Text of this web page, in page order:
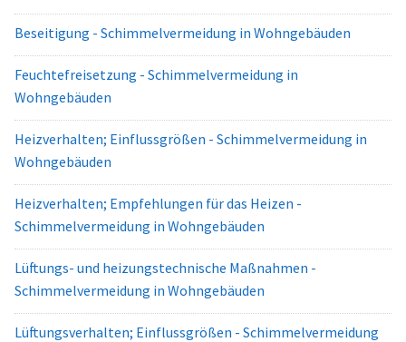
Beseitigung - Schimmelvermeidung in Wohngebäuden
Feuchtefreisetzung - Schimmelvermeidung in
Wohngebäuden
Heizverhalten; Einflussgrößen - Schimmelvermeidung in
Wohngebäuden
Heizverhalten; Empfehlungen für das Heizen -
Schimmelvermeidung in Wohngebäuden
Lüftungs- und heizungstechnische Maßnahmen -
Schimmelvermeidung in Wohngebäuden
Lüftungsverhalten; Einflussgrößen - Schimmelvermeidung